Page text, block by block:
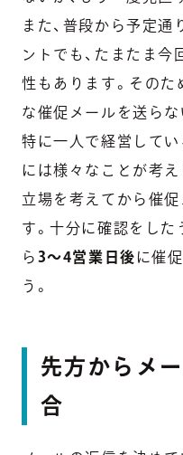
また、普段から予定
ントでも、たまたま今
性もあります。 そのた
な催促メールを送らな
特に一人で経営してい
には様々なことが考え
立場を考えてから催
す。十分に確認をした
ら 3〜4営業日後 に催
う。
先方からメ
合